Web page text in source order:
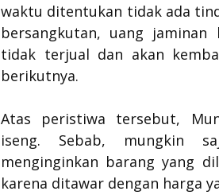
waktu ditentukan tidak ada
bersangkutan, uang
tidak terjual dan akan
berikutnya.
Atas peristiwa tersebut,
iseng. Sebab, mungkin
menginginkan barang yang
karena ditawar dengan harga